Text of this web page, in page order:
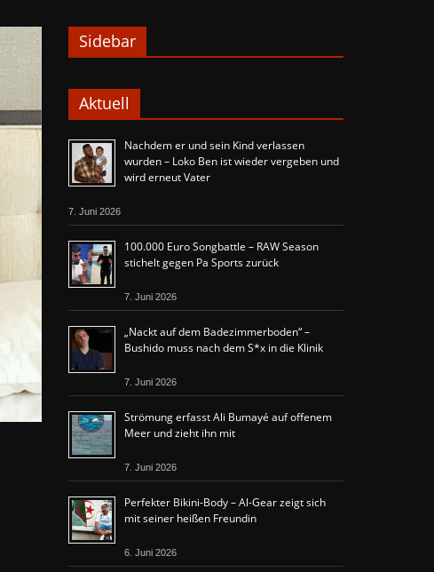
Sidebar
Aktuell
Nachdem er und sein Kind verlassen
wurden – Loko Ben ist wieder vergeben und
wird erneut Vater
7. Juni 2026
100.000 Euro Songbattle – RAW Season
stichelt gegen Pa Sports zurück
7. Juni 2026
„Nackt auf dem Badezimmerboden“ –
Bushido muss nach dem S*x in die Klinik
7. Juni 2026
Strömung erfasst Ali Bumayé auf offenem
Meer und zieht ihn mit
7. Juni 2026
Perfekter Bikini-Body – Al-Gear zeigt sich
mit seiner heißen Freundin
6. Juni 2026